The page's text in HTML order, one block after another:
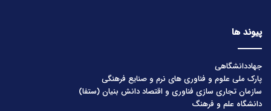
پیوند ها
جهاددانشگاهی
پارک ملی علوم و فناوری های نرم و صنایع فرهنگی
سازمان تجاری سازی فناوری و اقتصاد دانش بنیان (ستفا)
دانشگاه علم و فرهنگ